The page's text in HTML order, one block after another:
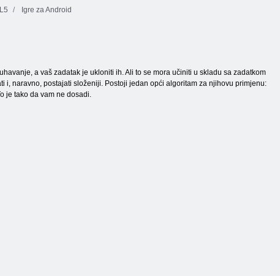
Igre za Android
a vaš zadatak je ukloniti ih. Ali to se mora učiniti u skladu sa zadatkom
i, naravno, postajati složeniji. Postoji jedan opći algoritam za njihovu primjenu:
je tako da vam ne dosadi.